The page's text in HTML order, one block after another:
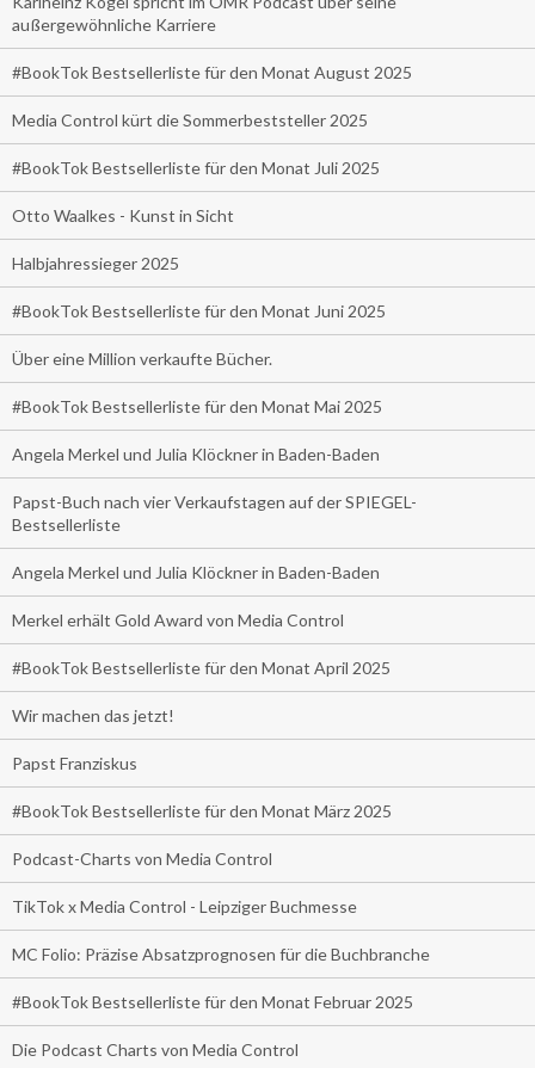
außergewöhnliche Karriere
#BookTok Bestsellerliste für den Monat August 2025
Media Control kürt die Sommerbeststeller 2025
#BookTok Bestsellerliste für den Monat Juli 2025
Otto Waalkes - Kunst in Sicht
Halbjahressieger 2025
#BookTok Bestsellerliste für den Monat Juni 2025
Über eine Million verkaufte Bücher.
#BookTok Bestsellerliste für den Monat Mai 2025
Angela Merkel und Julia Klöckner in Baden-Baden
Papst-Buch nach vier Verkaufstagen auf der SPIEGEL-
Bestsellerliste
Angela Merkel und Julia Klöckner in Baden-Baden
Merkel erhält Gold Award von Media Control
#BookTok Bestsellerliste für den Monat April 2025
Wir machen das jetzt!
Papst Franziskus
#BookTok Bestsellerliste für den Monat März 2025
Podcast-Charts von Media Control
TikTok x Media Control - Leipziger Buchmesse
MC Folio: Präzise Absatzprognosen für die Buchbranche
#BookTok Bestsellerliste für den Monat Februar 2025
Die Podcast Charts von Media Control